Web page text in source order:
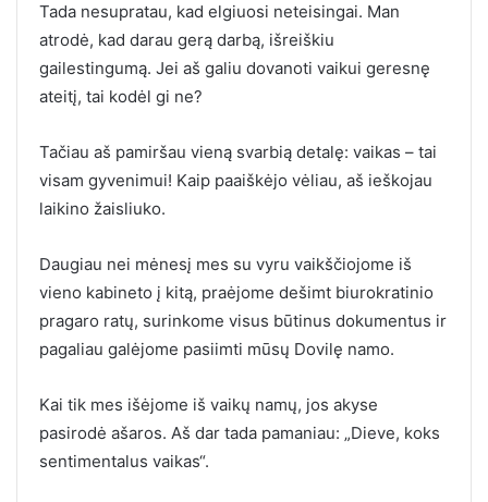
Tada nesupratau, kad elgiuosi neteisingai. Man
atrodė, kad darau gerą darbą, išreiškiu
gailestingumą. Jei aš galiu dovanoti vaikui geresnę
ateitį, tai kodėl gi ne?
Tačiau aš pamiršau vieną svarbią detalę: vaikas – tai
visam gyvenimui! Kaip paaiškėjo vėliau, aš ieškojau
laikino žaisliuko.
Daugiau nei mėnesį mes su vyru vaikščiojome iš
vieno kabineto į kitą, praėjome dešimt biurokratinio
pragaro ratų, surinkome visus būtinus dokumentus ir
pagaliau galėjome pasiimti mūsų Dovilę namo.
Kai tik mes išėjome iš vaikų namų, jos akyse
pasirodė ašaros. Aš dar tada pamaniau: „Dieve, koks
sentimentalus vaikas“.